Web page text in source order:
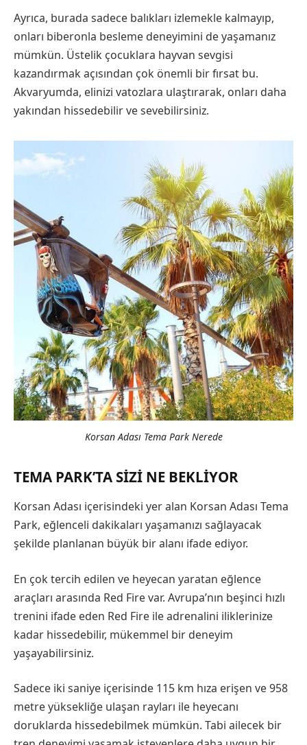
Ayrıca, burada sadece balıkları izlemekle kalmayıp,
onları biberonla besleme deneyimini de yaşamanız
mümkün. Üstelik çocuklara hayvan sevgisi
kazandırmak açısından çok önemli bir fırsat bu.
Akvaryumda, elinizi vatozlara ulaştırarak, onları daha
yakından hissedebilir ve sevebilirsiniz.
Korsan Adası Tema Park Nerede
TEMA PARK’TA SIZI NE BEKLIYOR
Korsan Adası içerisindeki yer alan Korsan Adası Tema
Park, eğlenceli dakikaları yaşamanızı sağlayacak
şekilde planlanan büyük bir alanı ifade ediyor.
En çok tercih edilen ve heyecan yaratan eğlence
araçları arasında Red Fire var. Avrupa’nın beşinci hızlı
trenini ifade eden Red Fire ile adrenalini iliklerinize
kadar hissedebilir, mükemmel bir deneyim
yaşayabilirsiniz.
Sadece iki saniye içerisinde 115 km hıza erişen ve 958
metre yüksekliğe ulaşan rayları ile heyecanı
doruklarda hissedebilmek mümkün. Tabi ailecek bir